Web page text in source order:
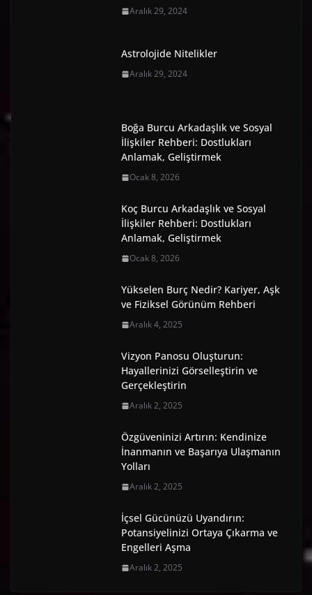
Aralık 29, 2024
Astrolojide Nitelikler
Aralık 29, 2024
Boğa Burcu Arkadaşlık ve Sosyal
İlişkiler Rehberi: Dostlukları
Anlamak, Geliştirmek
Ocak 8, 2026
Koç Burcu Arkadaşlık ve Sosyal
İlişkiler Rehberi: Dostlukları
Anlamak, Geliştirmek
Ocak 8, 2026
Yükselen Burç Nedir? Kariyer, Aşk
ve Fiziksel Görünüm Rehberi
Aralık 4, 2025
Vizyon Panosu Oluşturun:
Hayallerinizi Görselleştirin ve
Gerçekleştirin
Aralık 2, 2025
Özgüveninizi Artırın: Kendinize
İnanmanın ve Başarıya Ulaşmanın
Yolları
Aralık 2, 2025
İçsel Gücünüzü Uyandırın:
Potansiyelinizi Ortaya Çıkarma ve
Engelleri Aşma
Aralık 2, 2025